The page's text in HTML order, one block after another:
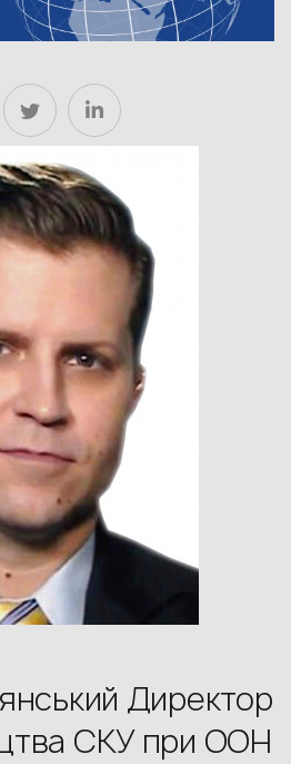
Директор
СКУ при ООН